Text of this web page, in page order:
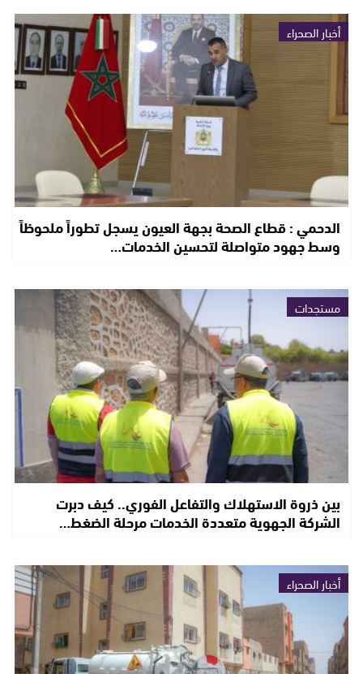
أخبار الصحراء
الدحمي : قطاع الصحة بجهة العيون يسجل تطوراً ملحوظاً
وسط جهود متواصلة لتحسين الخدمات…
مستجدات
بين ذروة الاستهلاك والتفاعل الفوري.. كيف دبرت
الشركة الجهوية متعددة الخدمات مرحلة الضغط…
أخبار الصحراء